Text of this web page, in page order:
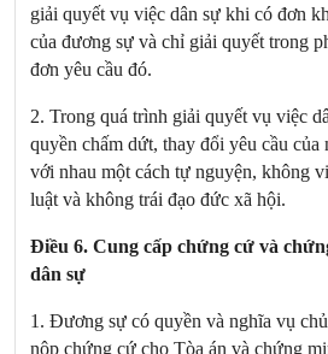
giải quyết vụ việc dân sự khi có đơn
của đương sự và chỉ giải quyết trong
đơn yêu cầu đó.
2. Trong quá trình giải quyết vụ việc
quyền chấm dứt, thay đổi yêu cầu của
với nhau một cách tự nguyện, không
luật và không trái đạo đức xã hội.
Điều 6. Cung cấp chứng cứ và
dân sự
1. Đương sự có quyền và nghĩa vụ
nộp chứng cứ cho Tòa án và chứng